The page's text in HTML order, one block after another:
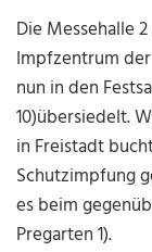
Die Messehalle
Impfzentrum
nun in den
10)übersiedelt.
in Freistadt
Schutzimpfung
es beim
Pregarten 1).